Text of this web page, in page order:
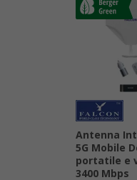
Antenna
5G Mobile
portatile e
3400 Mbps